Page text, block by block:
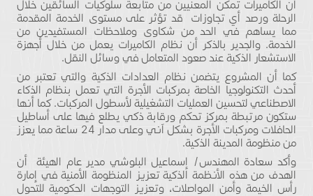
أن الكاميرات تمكن المعنيين من متابعة سلوكيات السائقين خلال
الرحلة ورصد أي تجاوزات قد تؤثر على مستوى الخدمة المقدمة
مما يساهم في الحد من شكاوى وملاحظات المستفيدين من
الخدمة. والجدير بالذكر أن نظام الكاميرات يعمل من خلال أجهزة
الاستشعار الذكية عند صعود المتعامل في وسائل النقل.
كما أن المشروع يتضمن نظام العدادات الذكية والتي تعتبر من
أحدث التكنولوجيا الخاصة بمركبات الأجرة التي تعمل بنظام الذكاء
الاصطناعي لتحسين العمليات التشغيلية لأسطول المركبات. كما أنها
ستكون مرتبطة بمركز تحكم ورقابة ذكي يطلع فيها على أساطيل
الحافلات ومركبات الأجرة بشكل اَني وعلى مدار 24 ساعة مما يعزز
من منظومة المدينة الذكية.
وأكد سعادة المهندس/ إسماعيل البلوشي مدير عام الهيئة أن
الهدف من هذه الأنظمة الذكية تعزيز المنظومة الأمنية في إمارة
رأس الخيمة وأمن المواصلات، وتعزيز التوجهات الحكومية للتحول